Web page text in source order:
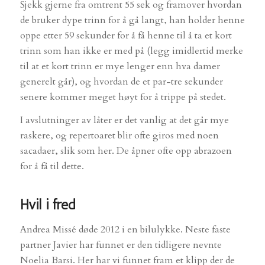
Sjekk gjerne fra omtrent 55 sek og framover hvordan
de bruker dype trinn for å gå langt, han holder henne
oppe etter 59 sekunder for å få henne til å ta et kort
trinn som han ikke er med på (legg imidlertid merke
til at et kort trinn er mye lenger enn hva damer
generelt går), og hvordan de et par-tre sekunder
senere kommer meget høyt for å trippe på stedet.
I avslutninger av låter er det vanlig at det går mye
raskere, og repertoaret blir ofte giros med noen
sacadaer, slik som her. De åpner ofte opp abrazoen
for å få til dette.
Hvil i fred
Andrea Missé døde 2012 i en bilulykke. Neste faste
partner Javier har funnet er den tidligere nevnte
Noelia Barsi. Her har vi funnet fram et klipp der de